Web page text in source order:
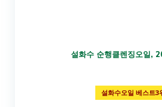
설화수 순행클렌징오일,
설화수오일 베스트3